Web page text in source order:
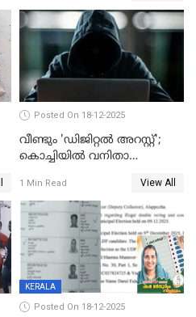
Posted On 18-12-2025
വീണ്ടും 'ഡിജിറ്റല്‍ അറസ്റ്റ്';
കൊച്ചിയില്‍ വനിതാ
കോടി രൂപ
1 Min Read View All
KERALA
Posted On 18-12-2025